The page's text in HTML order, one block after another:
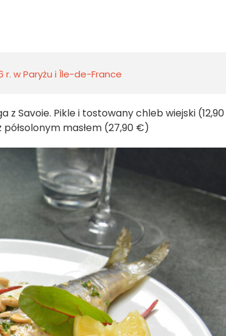
r. w Paryżu i Île-de-France
Savoie. Pikle i tostowany chleb wiejski
półsolonym masłem (27,90 €)